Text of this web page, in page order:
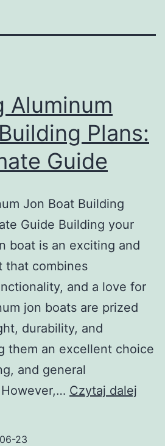
Aluminum
Plans:
Guide
Jon Boat Building
Guide Building your
boat is an exciting and
that combines
and a love for
jon boats are prized
durability, and
them an excellent choice
and general
Czytaj dalej
23